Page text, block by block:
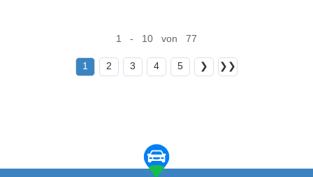
1 - 10 von 77
1 2 3 4 5 ❯ ❯❯